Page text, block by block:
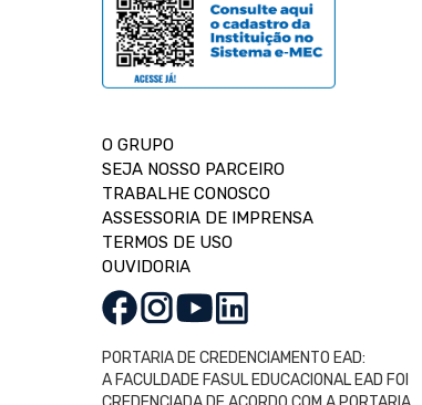
O GRUPO
SEJA NOSSO PARCEIRO
TRABALHE CONOSCO
ASSESSORIA DE IMPRENSA
TERMOS DE USO
OUVIDORIA
PORTARIA DE CREDENCIAMENTO EAD:
A FACULDADE FASUL EDUCACIONAL EAD FOI